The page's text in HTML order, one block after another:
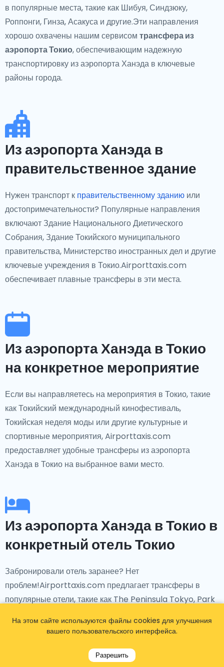
в популярные места, такие как Шибуя, Синдзюку,
Роппонги, Гинза, Асакуса и другие.Эти направления
хорошо охвачены нашим сервисом трансфера из
аэропорта Токио, обеспечивающим надежную
транспортировку из аэропорта Ханэда в ключевые
районы города.
Из аэропорта Ханэда в
правительственное здание
Нужен транспорт к правительственному зданию или
достопримечательности? Популярные направления
включают Здание Национального Диетического
Собрания, Здание Токийского муниципального
правительства, Министерство иностранных дел и другие
ключевые учреждения в Токио.Airporttaxis.com
обеспечивает плавные трансферы в эти места.
Из аэропорта Ханэда в Токио
на конкретное мероприятие
Если вы направляетесь на мероприятия в Токио, такие
как Токийский международный кинофестиваль,
Токийская неделя моды или другие культурные и
спортивные мероприятия, Airporttaxis.com
предоставляет удобные трансферы из аэропорта
Ханэда в Токио на выбранное вами место.
Из аэропорта Ханэда в Токио в
конкретный отель Токио
Забронировали отель заранее? Нет
проблем!Airporttaxis.com предлагает трансферы в
популярные отели, такие как The Peninsula Tokyo, Park
Hotel, Hilton Tokyo Bay и многие другие.
На этом сайте используются файлы cookies для улучшения
вашего пользовательского интерфейса.
Разрешить